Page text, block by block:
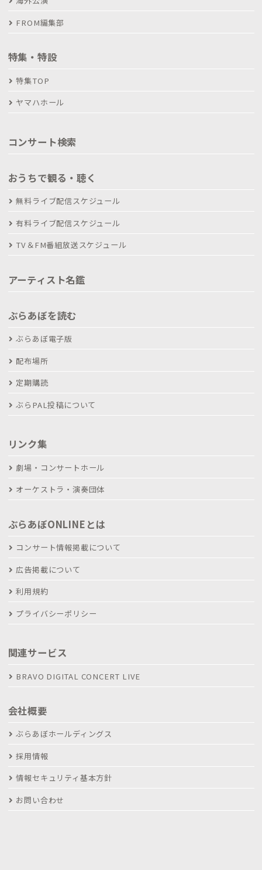
FROM編集部
特集・特設
特集TOP
ヤマハホール
コンサート検索
おうちで観る・聴く
無料ライブ配信スケジュール
有料ライブ配信スケジュール
TV＆FM番組放送スケジュール
アーティスト名鑑
ぶらあぼを読む
ぶらあぼ電子版
配布場所
定期購読
ぶらPAL投稿について
リンク集
劇場・コンサートホール
オーケストラ・演奏団体
ぶらあぼONLINEとは
コンサート情報掲載について
広告掲載について
利用規約
プライバシーポリシー
関連サービス
BRAVO DIGITAL CONCERT LIVE
会社概要
ぶらあぼホールディングス
採用情報
情報セキュリティ基本方針
お問い合わせ